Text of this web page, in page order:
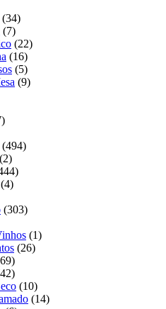
3434
77
produtos
2222
1616
produtos
55
produtos
99
107
494494
22
produtos
444
44
303303
11
2626
6969
produtos
4242
produtos
1010
produtos
1414